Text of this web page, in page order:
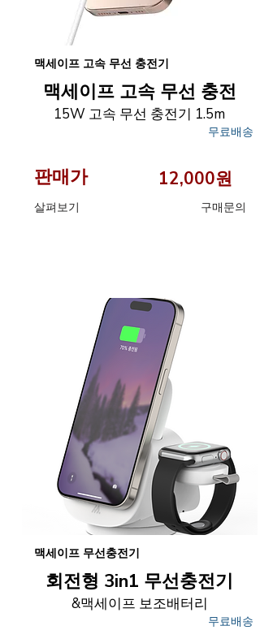
맥세이프 고속 무선 충전기
맥세이프 고속 무선 충전
15W 고속 무선 충전기 1.5m
무료배송
판매가 12,000원
​살펴보기 구매문의
맥세이프 무선충전기
회전형 3in1 무선충전기
&맥세이프 보조배터리
무료배송